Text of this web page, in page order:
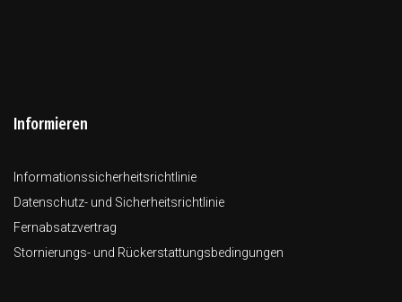
Informieren
Informationssicherheitsrichtlinie
Datenschutz- und Sicherheitsrichtlinie
Fernabsatzvertrag
Stornierungs- und Rückerstattungsbedingungen